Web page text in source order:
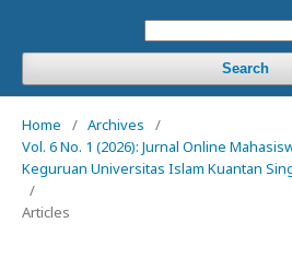
Search
Home / Archives
/
Vol. 6 No. 1 (2026): Jurnal Online
Keguruan Universitas Islam Kuantan
/
Articles